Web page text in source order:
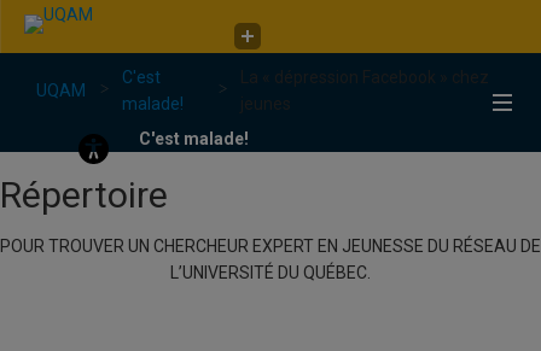
C'est malade!
UQAM
C'est
malade!
La « dépression Facebook » chez
jeunes
C'est malade!
Répertoire
POUR TROUVER UN CHERCHEUR EXPERT EN JEUNESSE DU RÉSEAU DE
L’UNIVERSITÉ DU QUÉBEC.